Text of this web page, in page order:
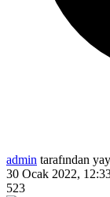
admin tarafından
30 Ocak 2022,
523